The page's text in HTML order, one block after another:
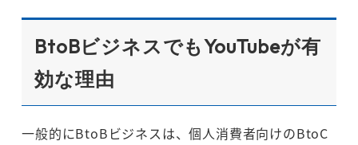
BtoBビジネスでもYouTubeが有
効な理由
一般的にBtoBビジネスは、個人消費者向けのBtoC